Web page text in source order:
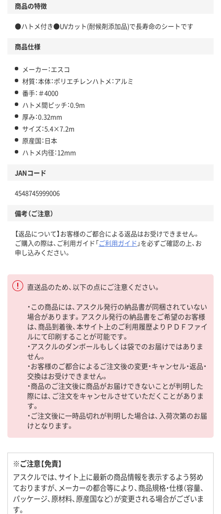
商品の特徴
●ハトメ付き●UVカット(耐候剤添加品)で長寿命のシートです
商品仕様
メーカー：エスコ
材質：本体：ポリエチレンハトメ：アルミ
番手：＃4000
ハトメ間ピッチ：0.9m
厚み：0.32mm
サイズ：5.4×7.2m
原産国：日本
ハトメ内径：12mm
JANコード
4548745999006
備考（ご注意）
【返品について】お客様のご都合による返品はお受けできません。
ご購入の際は、ご利用ガイド「ご利用ガイド 」を必ずご確認の上、お
申し込みください。
直送品のため、以下の点にご注意ください。
・この商品には、アスクル発行の納品書が同梱されていない
場合があります。アスクル発行の納品書をご希望のお客様
は、商品到着後、本サイト上のご利用履歴よりＰＤＦファイ
ルにて印刷することが可能です。
・アスクルのダンボールもしくは袋でのお届けではありま
せん。
・お客様のご都合によるご注文後の変更・キャンセル・返品・
交換はお受けできません。
・商品のご注文後に商品がお届けできないことが判明した
際には、ご注文をキャンセルさせていただくことがありま
す。
・ご注文後に一時品切れが判明した場合は、入荷次第のお届
けとなります。
※ご注意【免責】
アスクルでは、サイト上に最新の商品情報を表示するよう努め
ておりますが、メーカーの都合等により、商品規格・仕様（容量、
パッケージ、原材料、原産国など）が変更される場合がございま
す。